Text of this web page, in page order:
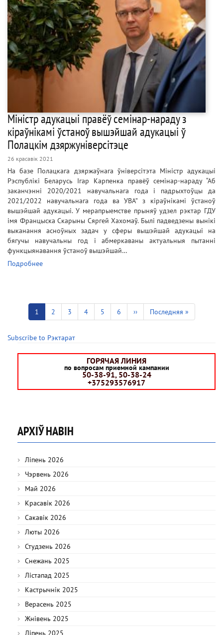
Міністр адукацыі правёў семінар-нараду з
кіраўнікамі ўстаноў вышэйшай адукацыі ў
Полацкім дзяржуніверсітэце
26 красавік 2021
На базе Полацкага дзяржаўнага ўніверсітэта Міністр адукацыі
Рэспублікі Беларусь Ігар Карпенка правёў семінар-нараду “Аб
заканчэнні 2020/2021 навучальнага года і падрыхтоўцы да
2021/2022 навучальнага года ва УВА” з кіраўнікамі ўстаноў
вышэйшай адукацыі. У мерапрыемстве прыняў удзел рэктар ГДУ
імя Францыска Скарыны Сяргей Хахомаў. Былі падведзены вынікі
выканання асноўных задач у сферы вышэйшай адукацыі на
бягучы навучальны год і абмеркаваны актуальныя пытанні
функцыянавання ўстаноў вышэйшай…
Подробнее
Pagination
Current
page
1 Старонка
2 Старонка
3 Старонка
4 Старонка
5 Старонка
6
Next
page
››
Last
page
Последняя »
Subscribe to Рэктарат
ГОРЯЧАЯ ЛИНИЯ
по вопросам приемной кампании
50-38-91, 50-38-24
+375293576917
АРХІЎ НАВІН
Ліпень 2026
Чэрвень 2026
Май 2026
Красавік 2026
Сакавік 2026
Люты 2026
Студзень 2026
Снежань 2025
Лістапад 2025
Кастрычнік 2025
Верасень 2025
Жнівень 2025
Ліпень 2025